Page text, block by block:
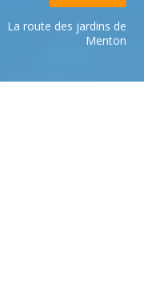
La route des jardins de
Menton